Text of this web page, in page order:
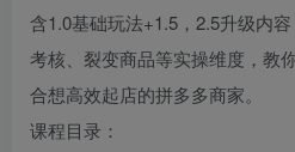
含1.0基础玩法+1.5，2.5升级内
考核、裂变商品等实操维度，教
合想高效起店的拼多多商家。
课程目录：